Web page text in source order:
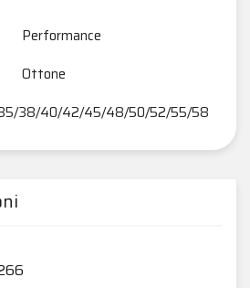
Performance
Ottone
38/40/42/45/48/50/52/55/58